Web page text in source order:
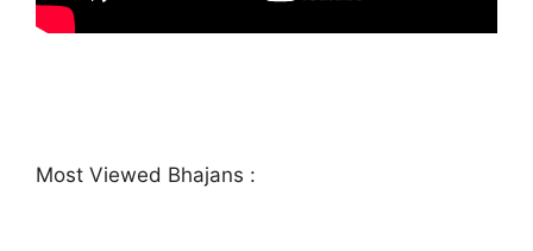
Most Viewed Bhajans :